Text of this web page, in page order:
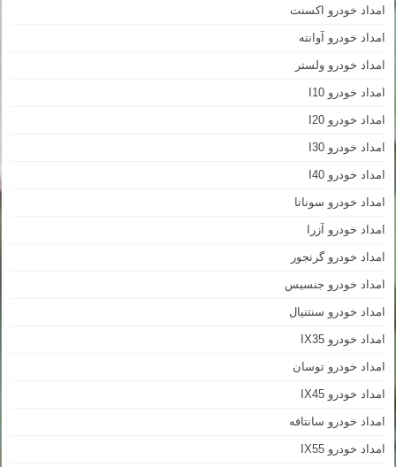
امداد خودرو اکسنت
امداد خودرو آوانته
امداد خودرو ولستر
امداد خودرو I10
امداد خودرو I20
امداد خودرو I30
امداد خودرو I40
امداد خودرو سوناتا
امداد خودرو آزرا
امداد خودرو گرنجور
امداد خودرو جنسیس
امداد خودرو سنتنیال
امداد خودرو IX35
امداد خودرو توسان
امداد خودرو IX45
امداد خودرو سانتافه
امداد خودرو IX55